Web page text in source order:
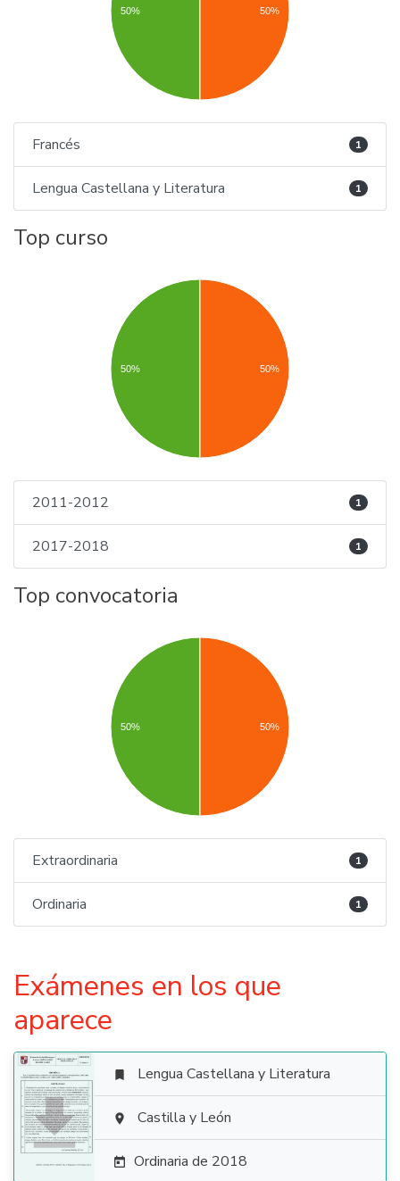
50% 50%
Francés 1
Lengua Castellana y Literatura 1
Top curso
50% 50%
2011-2012 1
2017-2018 1
Top convocatoria
50% 50%
Extraordinaria 1
Ordinaria 1
Exámenes en los que
aparece

 Lengua Castellana y Literatura
 Castilla y León
 Ordinaria de 2018